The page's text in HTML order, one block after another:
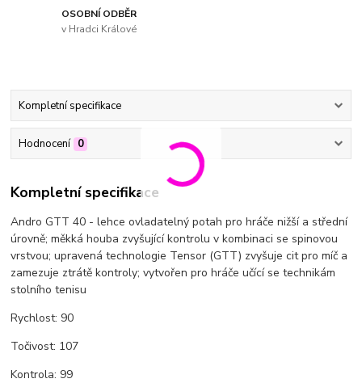
OSOBNÍ ODBĚR
v Hradci Králové
Kompletní specifikace
Hodnocení 0
Kompletní specifikace
Andro GTT 40 - lehce ovladatelný potah pro hráče nižší a střední
úrovně; měkká houba zvyšující kontrolu v kombinaci se spinovou
vrstvou; upravená technologie Tensor (GTT) zvyšuje cit pro míč a
zamezuje ztrátě kontroly; vytvořen pro hráče učící se technikám
stolního tenisu
Rychlost: 90
Točivost: 107
Kontrola: 99